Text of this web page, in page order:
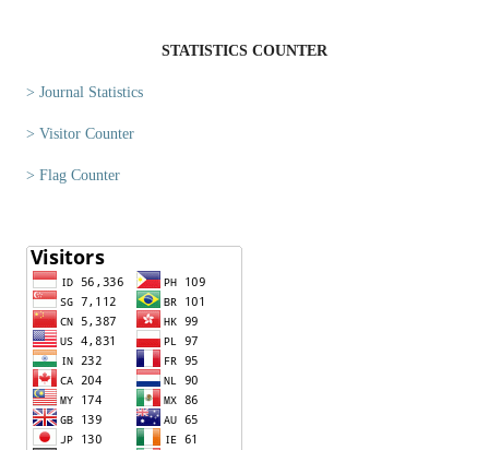
STATISTICS COUNTER
> Journal Statistics
> Visitor Counter
> Flag Counter